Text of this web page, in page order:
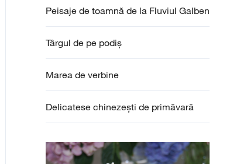
Peisaje de toamnă de la Fluviul Galben
Târgul de pe podiș
Marea de verbine
Delicatese chinezești de primăvară